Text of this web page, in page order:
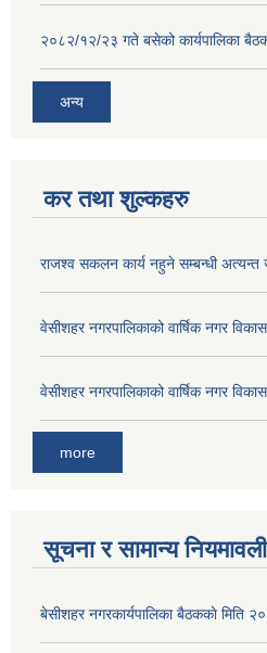
२०८२/१२/२३ गते बसेको कार्यपालिका
अन्य
कर तथा शुल्कहरु
राजश्व सकलन कार्य नहुने सम्बन्धी अत्यन्त
वेसीशहर नगरपालिकाको वार्षिक नगर
वेसीशहर नगरपालिकाको वार्षिक नगर
more
सूचना र सामान्य नियमावली
बे‍‍सीशहर नगरकार्यपालिका बैठककाे मिति